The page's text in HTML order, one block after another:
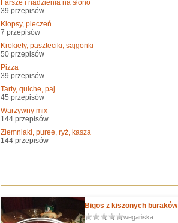
Farsze i nadzienia na słono
39 przepisów
Klopsy, pieczeń
7 przepisów
Krokiety, paszteciki, sajgonki
50 przepisów
Pizza
39 przepisów
Tarty, quiche, paj
45 przepisów
Warzywny mix
144 przepisów
Ziemniaki, puree, ryż, kasza
144 przepisów
Bigos z kiszonych buraków
wegańska